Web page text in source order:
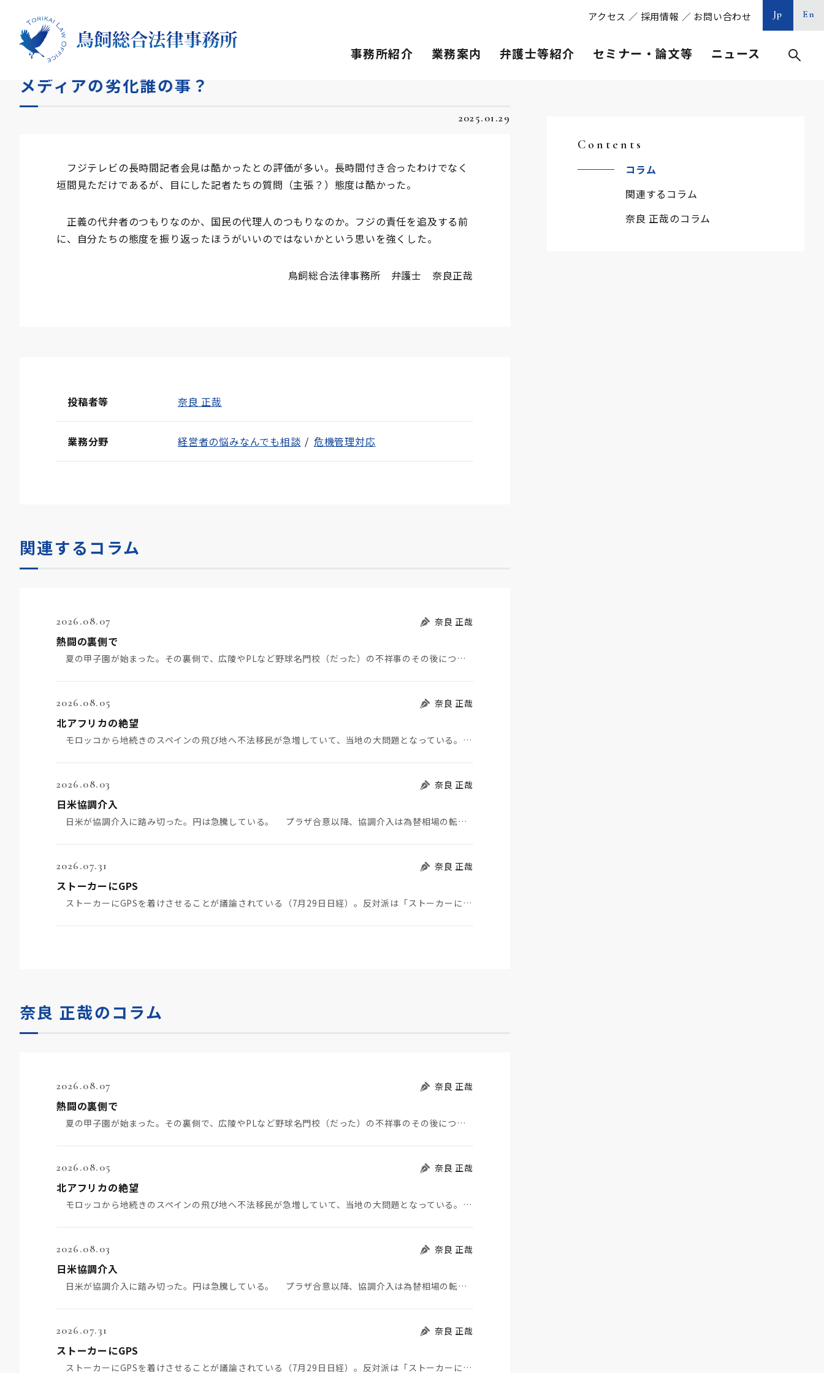
アクセス ／ 採用情報 ／ お問い合わせ Jp En
事務所紹介 業務案内 弁護士等紹介 セミナー・論文等 ニュース
HOME
メディアの劣化誰の事？
2025.01.29
フジテレビの長時間記者会見は酷かったとの評価が多い。長時間付き合ったわけでなく
垣間見ただけであるが、目にした記者たちの質問（主張？）態度は酷かった。
正義の代弁者のつもりなのか、国民の代理人のつもりなのか。フジの責任を追及する前
に、自分たちの態度を振り返ったほうがいいのではないかという思いを強くした。
鳥飼総合法律事務所 弁護士 奈良正哉
投稿者等 奈良 正哉
業務分野 経営者の悩みなんでも相談 危機管理対応
関連するコラム
2026.08.07 奈良 正哉
熱闘の裏側で
夏の甲子園が始まった。その裏側で、広陵やPLなど野球名門校（だった）の不祥事のその後について、「熱…
2026.08.05 奈良 正哉
北アフリカの絶望
モロッコから地続きのスペインの飛び地へ不法移民が急増していて、当地の大問題となっている。「海を泳い…
2026.08.03 奈良 正哉
日米協調介入
日米が協調介入に踏み切った。円は急騰している。 プラザ合意以降、協調介入は為替相場の転機になって…
2026.07.31 奈良 正哉
ストーカーにGPS
ストーカーにGPSを着けさせることが議論されている（7月29日日経）。反対派は「ストーカーにも人権…
奈良 正哉のコラム
2026.08.07 奈良 正哉
熱闘の裏側で
夏の甲子園が始まった。その裏側で、広陵やPLなど野球名門校（だった）の不祥事のその後について、「熱…
2026.08.05 奈良 正哉
北アフリカの絶望
モロッコから地続きのスペインの飛び地へ不法移民が急増していて、当地の大問題となっている。「海を泳い…
2026.08.03 奈良 正哉
日米協調介入
日米が協調介入に踏み切った。円は急騰している。 プラザ合意以降、協調介入は為替相場の転機になって…
2026.07.31 奈良 正哉
ストーカーにGPS
ストーカーにGPSを着けさせることが議論されている（7月29日日経）。反対派は「ストーカーにも人権…
Contents
コラム
関連するコラム
奈良 正哉のコラム